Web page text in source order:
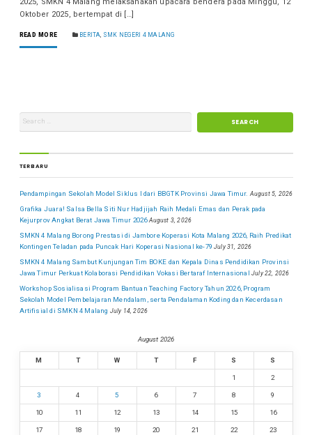
Oktober 2025, bertempat di […]
READ MORE BERITA SMK NEGERI 4 MALANG
TERBARU
Pendampingan Sekolah Model Siklus I dari BBGTK Provinsi Jawa Timur. August 5, 2026
Grafika Juara! Salsa Bella Siti Nur Hadjijah Raih Medali Emas dan Perak pada
Kejurprov Angkat Berat Jawa Timur 2026 August 3, 2026
SMKN 4 Malang Borong Prestasi di Jambore Koperasi Kota Malang 2026, Raih Predikat
Kontingen Teladan pada Puncak Hari Koperasi Nasional ke-79 July 31, 2026
SMKN 4 Malang Sambut Kunjungan Tim BOKE dan Kepala Dinas Pendidikan Provinsi
Jawa Timur Perkuat Kolaborasi Pendidikan Vokasi Bertaraf Internasional July 22, 2026
Workshop Sosialisasi Program Bantuan Teaching Factory Tahun 2026, Program
Sekolah Model Pembelajaran Mendalam, serta Pendalaman Koding dan Kecerdasan
Artifisial di SMKN 4 Malang July 14, 2026
August 2026
M T W T F S S
1 2
3 4 5 6 7 8 9
10 11 12 13 14 15 16
17 18 19 20 21 22 23